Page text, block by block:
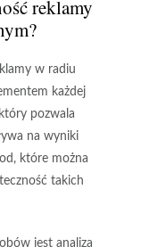
reklamy
w radiu
każdej
pozwala
na wyniki
które można
takich
jest analiza